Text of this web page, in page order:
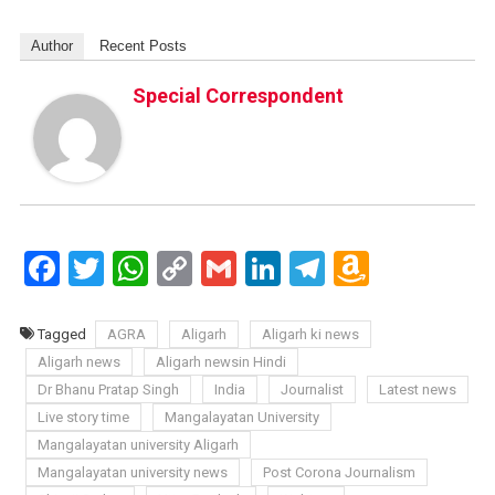
Author Recent Posts
Special Correspondent
Facebook
Twitter
WhatsApp
CopyGmailLinkedIn
Telegram
Amazon
List
Tagged AGRA Aligarh
Aligarh ki news
Aligarh news
Aligarh newsin Hindi
Dr Bhanu Pratap Singh
India Journalist
Latest news
Live story time
Mangalayatan University
Mangalayatan university Aligarh
Mangalayatan university news
Post Corona Journalism